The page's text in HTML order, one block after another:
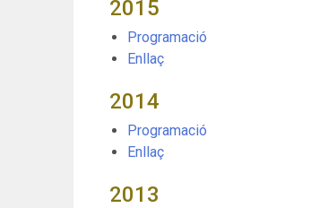
2015
Programació
Enllaç
2014
Programació
Enllaç
2013